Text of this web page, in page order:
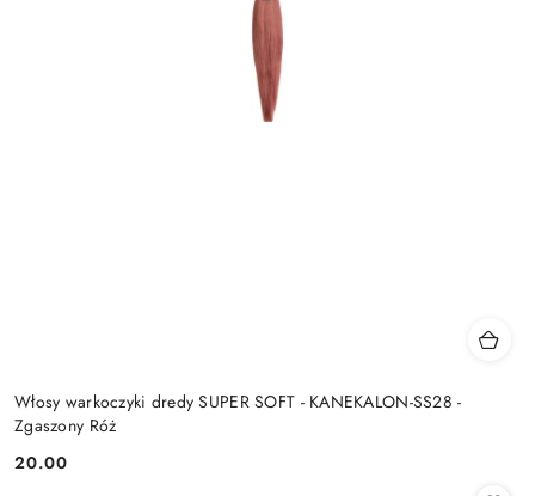
Włosy warkoczyki dredy SUPER SOFT - KANEKALON-SS28 -
Zgaszony Róż
Cena:
20.00